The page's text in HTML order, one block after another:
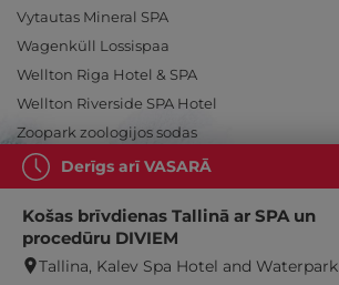
Vytautas Mineral SPA
Wagenküll Lossispaa
Wellton Riga Hotel & SPA
Wellton Riverside SPA Hotel
Zoopark zoologijos sodas
Derīgs arī VASARĀ
Košas brīvdienas Tallinā ar SPA un
procedūru DIVIEM
Tallina, Kalev Spa Hotel and Waterpark